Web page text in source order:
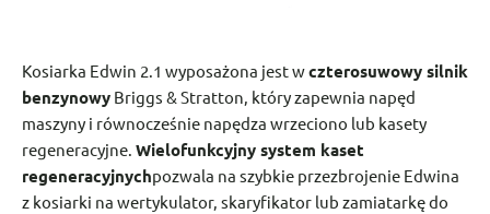
Kosiarka Edwin 2.1 wyposażona jest wczterosuwowy silnik
benzynowy Briggs & Stratton, który zapewnia napęd
maszyny i równocześnie napędza wrzeciono lub kasety
regeneracyjne. Wielofunkcyjny system kaset
regeneracyjnychpozwala na szybkie przezbrojenie Edwina
z kosiarki na wertykulator, skaryfikator lub zamiatarkę do